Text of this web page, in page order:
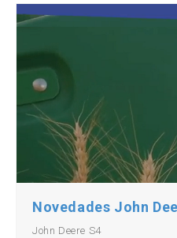
Novedades John
John Deere S4